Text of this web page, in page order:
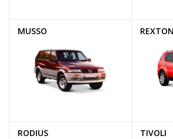
MUSSO REXTON
RODIUS TIVOLI